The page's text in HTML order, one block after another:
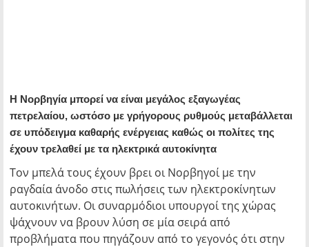
Η Νορβηγία μπορεί να είναι μεγάλος εξαγωγέας
πετρελαίου, ωστόσο με γρήγορους ρυθμούς μεταβάλλεται
σε υπόδειγμα καθαρής ενέργειας καθώς οι πολίτες της
έχουν τρελαθεί με τα ηλεκτρικά αυτοκίνητα
Τον μπελά τους έχουν βρει οι Νορβηγοί με την
ραγδαία άνοδο στις πωλήσεις των ηλεκτροκίνητων
αυτοκινήτων. Οι συναρμόδιοι υπουργοί της χώρας
ψάχνουν να βρουν λύση σε μία σειρά από
προβλήματα που πηγάζουν από το γεγονός ότι στην